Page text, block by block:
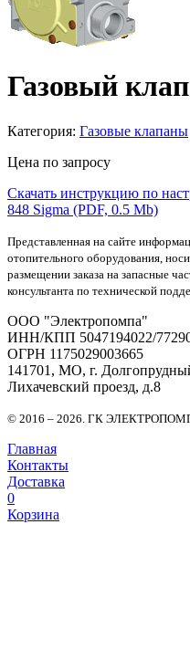
Газовый
Категория: Газовые клапаны
Цена по запросу
Скачать инструкцию по
848 Sigma (PDF, 0.5 Mb)
Представленная на сайте
отопительного оборудования,
размещении заказа на запасные
консультанта по технической
OOO "Электропомпа"
ИНН/КПП 5047194022/
ОГРН 1175029003665
141701, МО, г.
Лихачевский проезд, д.8
© 2016 – 2026. ГК
Главная
Контакты
Доставка
0
Корзина